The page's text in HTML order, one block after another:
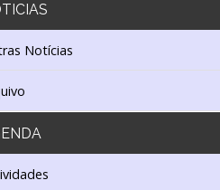
Notícias